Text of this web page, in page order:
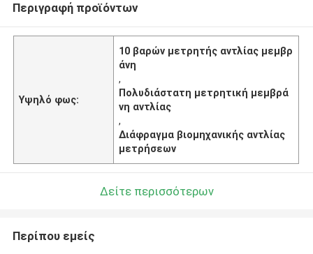
Περιγραφή προϊόντων
Υψηλό φως:
10 βαρών μετρητής αντλίας μεμβρ
άνη
,
Πολυδιάστατη μετρητική μεμβρά
νη αντλίας
,
Διάφραγμα βιομηχανικής αντλίας
μετρήσεων
Δείτε περισσότερων
Περίπου εμείς